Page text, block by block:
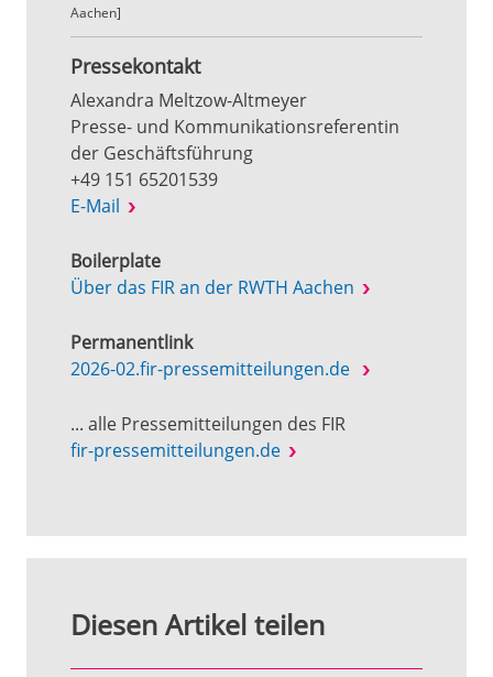
Aachen]
Pressekontakt
Alexandra Meltzow-Altmeyer
Presse- und Kommunikationsreferentin
der Geschäftsführung
+49 151 65201539
E-Mail
Boilerplate
Über das FIR an der RWTH Aachen
Permanentlink
2026-02.fir-pressemitteilungen.de
... alle Pressemitteilungen des FIR
fir-pressemitteilungen.de
Diesen Artikel teilen